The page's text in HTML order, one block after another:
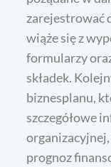
zarejestrować
wiąże się z
formularzy
składek.
biznesplanu,
szczegółowe
prognoz